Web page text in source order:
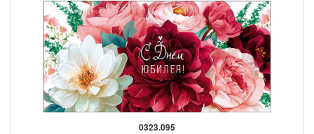
0323.095